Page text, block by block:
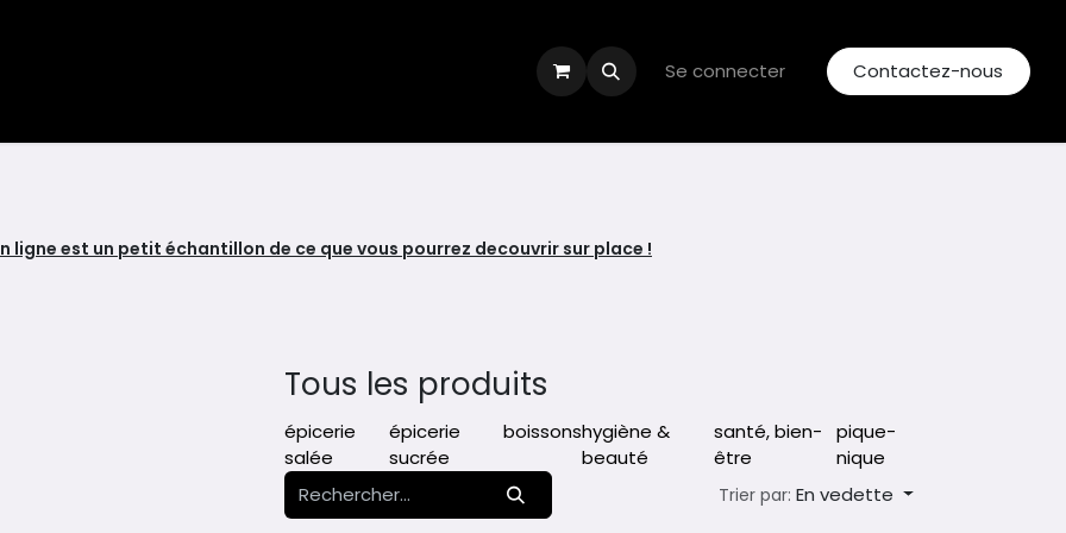
Se connecter Contactez-nous
ligne est un petit échantillon de ce que vous pourrez decouvrir sur place !
Tous les produits
épicerie
salée
épicerie
sucrée
boissonshygiène &
beauté
santé, bien-
être
pique-
nique
Trier par: En vedette